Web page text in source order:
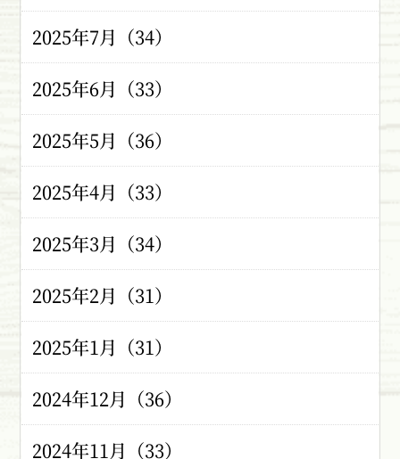
2025年7月（34）
2025年6月（33）
2025年5月（36）
2025年4月（33）
2025年3月（34）
2025年2月（31）
2025年1月（31）
2024年12月（36）
2024年11月（33）